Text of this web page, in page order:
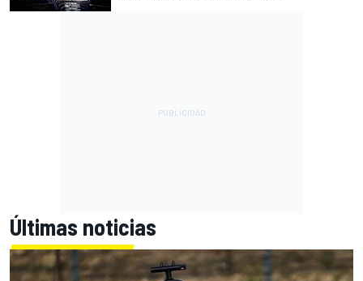
Últimas noticias